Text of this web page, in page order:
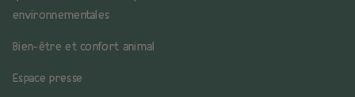
environnementales
Bien-être et confort animal
Espace presse